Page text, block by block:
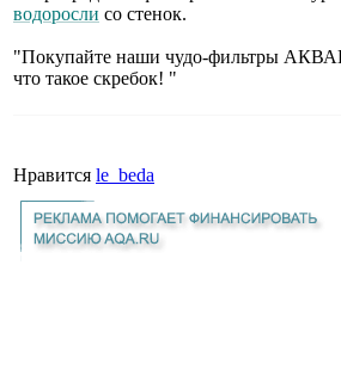
водоросли со стенок.
"Покупайте наши чудо-фильтры
что такое скребок! "
Нравится le_beda